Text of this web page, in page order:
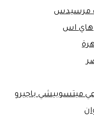
مرسيدس
هاي اس
ميتسوبيشي باجيرو